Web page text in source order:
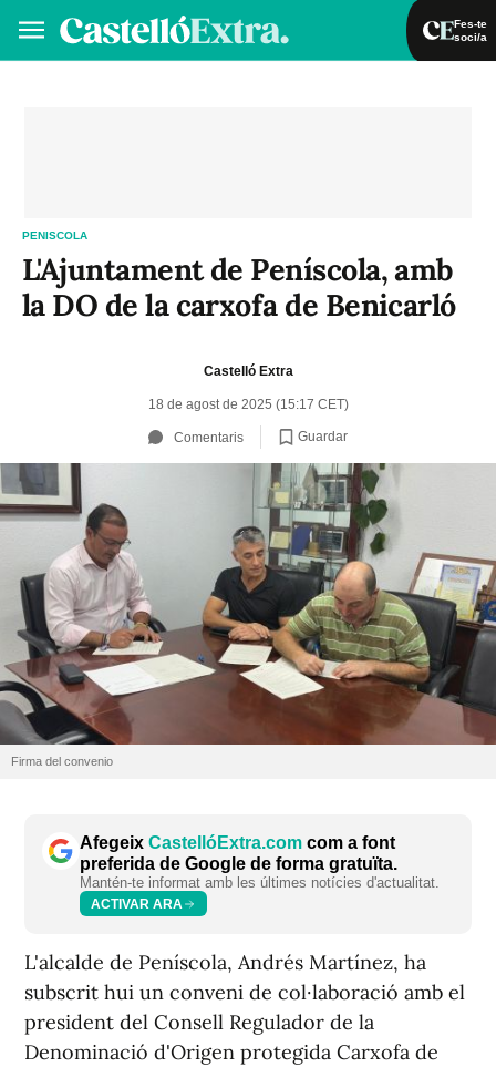
Fes-te
soci/a
PENISCOLA
L'Ajuntament de Peníscola, amb
la DO de la carxofa de Benicarló
Castelló Extra
18 de agost de 2025 (15:17 CET)
Comentaris Guardar
Firma del convenio
Afegeix CastellóExtra.com com a font
preferida de Google de forma gratuïta.
Mantén-te informat amb les últimes notícies d'actualitat.
ACTIVAR ARA
L'alcalde de Peníscola, Andrés Martínez, ha
subscrit hui un conveni de col·laboració amb el
president del Consell Regulador de la
Denominació d'Origen protegida Carxofa de